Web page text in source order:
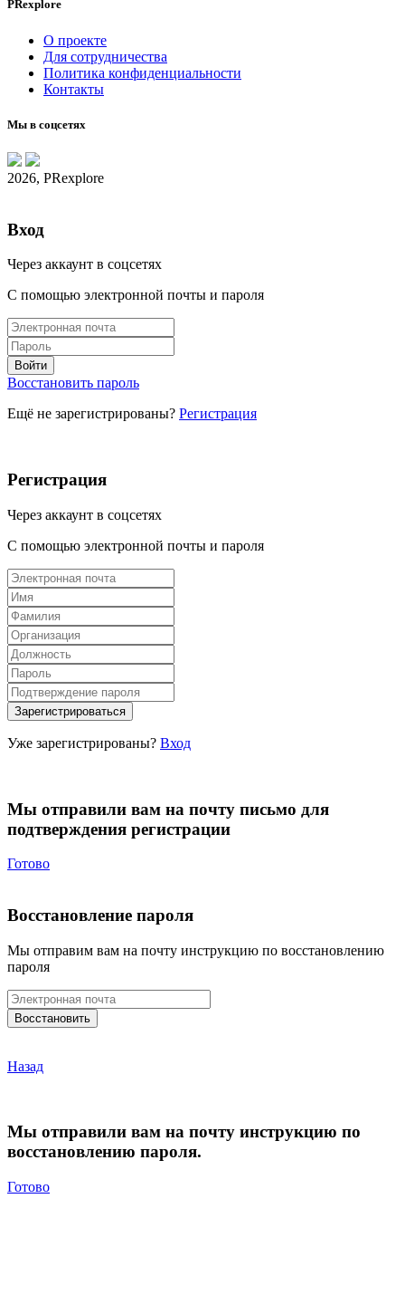
PRexplore
О проекте
Для сотрудничества
Политика конфиденциальности
Контакты
Мы в соцсетях
2026, PRexplore
Вход
Через аккаунт в соцсетях
С помощью электронной почты и пароля
Восстановить пароль
Ещё не зарегистрированы? Регистрация
Регистрация
Через аккаунт в соцсетях
С помощью электронной почты и пароля
Уже зарегистрированы? Вход
Мы отправили вам на почту письмо для
подтверждения регистрации
Готово
Восстановление пароля
Мы отправим вам на почту инструкцию по восстановлению
пароля
Назад
Мы отправили вам на почту инструкцию по
восстановлению пароля.
Готово